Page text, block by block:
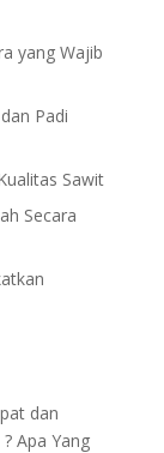
yang Wajib
Padi
Sawit
Secara
dan
Apa Yang